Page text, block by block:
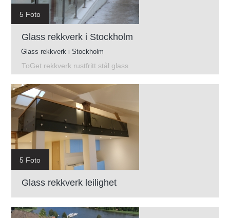
5 Foto
Glass rekkverk i Stockholm
Glass rekkverk i Stockholm
ToGet rekkverk rustfritt stål glass
5 Foto
Glass rekkverk leilighet